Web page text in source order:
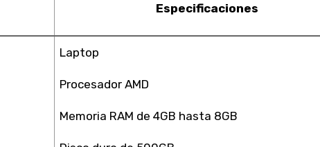
Especificaciones
Laptop
Procesador AMD
Memoria RAM de 4GB hasta 8GB